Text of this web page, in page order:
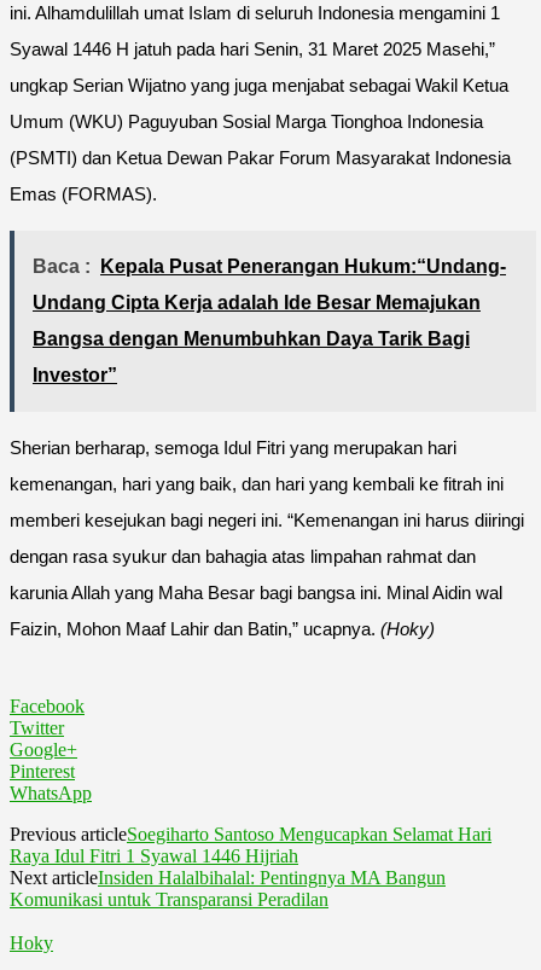
ini. Alhamdulillah umat Islam di seluruh Indonesia mengamini 1
Syawal 1446 H jatuh pada hari Senin, 31 Maret 2025 Masehi,”
ungkap Serian Wijatno yang juga menjabat sebagai Wakil Ketua
Umum (WKU) Paguyuban Sosial Marga Tionghoa Indonesia
(PSMTI) dan Ketua Dewan Pakar Forum Masyarakat Indonesia
Emas (FORMAS).
Baca :
Kepala Pusat Penerangan Hukum:“Undang-
Undang Cipta Kerja adalah Ide Besar Memajukan
Bangsa dengan Menumbuhkan Daya Tarik Bagi
Investor”
Sherian berharap, semoga Idul Fitri yang merupakan hari
kemenangan, hari yang baik, dan hari yang kembali ke fitrah ini
memberi kesejukan bagi negeri ini. “Kemenangan ini harus diiringi
dengan rasa syukur dan bahagia atas limpahan rahmat dan
karunia Allah yang Maha Besar bagi bangsa ini. Minal Aidin wal
Faizin, Mohon Maaf Lahir dan Batin,” ucapnya. (Hoky)
Facebook
Twitter
Google+
Pinterest
WhatsApp
Previous articleSoegiharto Santoso Mengucapkan Selamat Hari
Raya Idul Fitri 1 Syawal 1446 Hijriah
Next articleInsiden Halalbihalal: Pentingnya MA Bangun
Komunikasi untuk Transparansi Peradilan
Hoky